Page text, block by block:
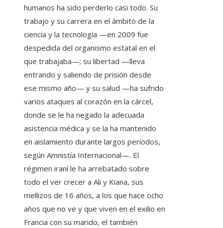
humanos ha sido perderlo casi todo. Su
trabajo y su carrera en el ámbito de la
ciencia y la tecnología —en 2009 fue
despedida del organismo estatal en el
que trabajaba—; su libertad —lleva
entrando y saliendo de prisión desde
ese mismo año— y su salud —ha sufrido
varios ataques al corazón en la cárcel,
donde se le ha negado la adecuada
asistencia médica y se la ha mantenido
en aislamiento durante largos períodos,
según Amnistía Internacional—. El
régimen iraní le ha arrebatado sobre
todo el ver crecer a Ali y Kiana, sus
mellizos de 16 años, a los que hace ocho
años que no ve y que viven en el exilio en
Francia con su marido, el también